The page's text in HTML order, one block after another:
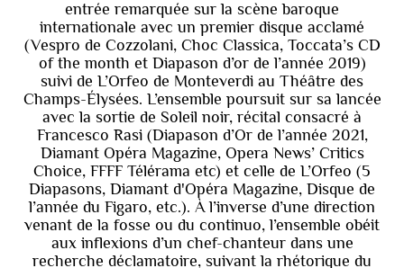
entrée remarquée sur la scène baroque
internationale avec un premier disque acclamé
(Vespro de Cozzolani, Choc Classica, Toccata’s CD
of the month et Diapason d’or de l’année 2019)
suivi de L’Orfeo de Monteverdi au Théâtre des
Champs-Élysées. L’ensemble poursuit sur sa lancée
avec la sortie de Soleil noir, récital consacré à
Francesco Rasi (Diapason d’Or de l’année 2021,
Diamant Opéra Magazine, Opera News’ Critics
Choice, FFFF Télérama etc) et celle de L’Orfeo (5
Diapasons, Diamant d'Opéra Magazine, Disque de
l’année du Figaro, etc.). À l’inverse d’une direction
venant de la fosse ou du continuo, l’ensemble obéit
aux inflexions d’un chef-chanteur dans une
recherche déclamatoire, suivant la rhétorique du